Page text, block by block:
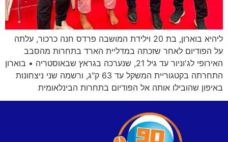
ליהיא בוארון, בת 20 וילידת המושבה פרדס חנה כרכור, עלתה
על הפודיום לאחר שזכתה במדליית הארד בתחרות מהסבב
האירופי לג'וניור עד גיל 21, שנערכה בגראץ שבאוסטריה • בוארון
התחרתה בקטגוריית המשקל עד 63 ק"ג, ורשמה שני ניצחונות
באיפון שהובילו אותה אל הפודיום בתחרות הבינלאומית